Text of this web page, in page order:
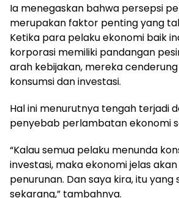
Ia menegaskan bahwa persepsi
merupakan faktor penting yang
Ketika para pelaku ekonomi baik
korporasi memiliki pandangan
arah kebijakan, mereka
konsumsi dan investasi.
Hal ini menurutnya tengah terjadi
penyebab perlambatan ekonomi
“Kalau semua pelaku menunda
investasi, maka ekonomi jelas
penurunan. Dan saya kira, itu
sekarang,” tambahnya.